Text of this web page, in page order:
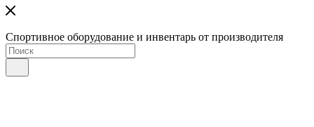
Спортивное оборудование и инвентарь от производителя